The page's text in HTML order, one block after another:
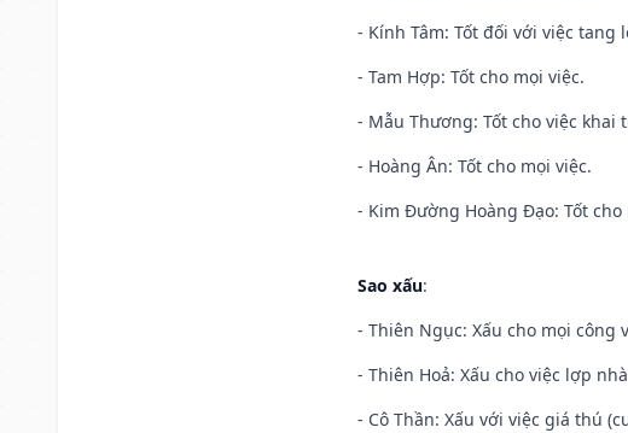
- Kính Tâm: Tốt đối với việc tang
- Tam Hợp: Tốt cho mọi việc.
- Mẫu Thương: Tốt cho việc khai
- Hoàng Ân: Tốt cho mọi việc.
- Kim Đường Hoàng Đạo: Tốt cho
Sao xấu:
- Thiên Ngục: Xấu cho mọi công
- Thiên Hoả: Xấu cho việc lợp
- Cô Thần: Xấu với việc giá thú